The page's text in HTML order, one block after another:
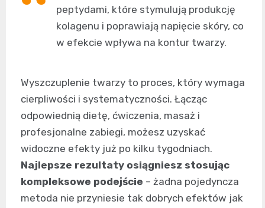
peptydami, które stymulują produkcję
kolagenu i poprawiają napięcie skóry, co
w efekcie wpływa na kontur twarzy.
Wyszczuplenie twarzy to proces, który wymaga
cierpliwości i systematyczności. Łącząc
odpowiednią dietę, ćwiczenia, masaż i
profesjonalne zabiegi, możesz uzyskać
widoczne efekty już po kilku tygodniach.
Najlepsze rezultaty osiągniesz stosując
kompleksowe podejście – żadna pojedyncza
metoda nie przyniesie tak dobrych efektów jak